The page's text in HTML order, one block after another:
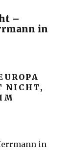
–
in
NICHT,
in